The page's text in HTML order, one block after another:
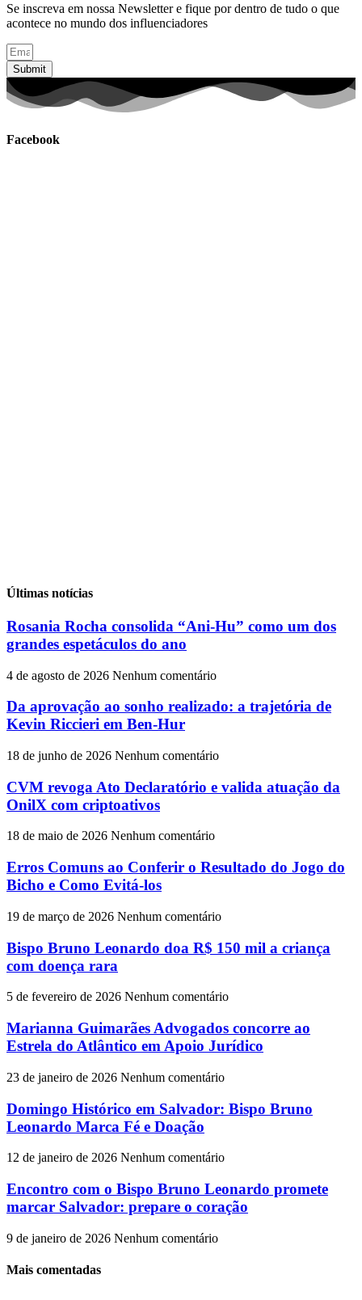
Se inscreva em nossa Newsletter e fique por dentro de tudo o que
acontece no mundo dos influenciadores
Submit
Facebook
Últimas notícias
Rosania Rocha consolida “Ani-Hu” como um dos
grandes espetáculos do ano
4 de agosto de 2026 Nenhum comentário
Da aprovação ao sonho realizado: a trajetória de
Kevin Riccieri em Ben-Hur
18 de junho de 2026 Nenhum comentário
CVM revoga Ato Declaratório e valida atuação da
OnilX com criptoativos
18 de maio de 2026 Nenhum comentário
Erros Comuns ao Conferir o Resultado do Jogo do
Bicho e Como Evitá-los
19 de março de 2026 Nenhum comentário
Bispo Bruno Leonardo doa R$ 150 mil a criança
com doença rara
5 de fevereiro de 2026 Nenhum comentário
Marianna Guimarães Advogados concorre ao
Estrela do Atlântico em Apoio Jurídico
23 de janeiro de 2026 Nenhum comentário
Domingo Histórico em Salvador: Bispo Bruno
Leonardo Marca Fé e Doação
12 de janeiro de 2026 Nenhum comentário
Encontro com o Bispo Bruno Leonardo promete
marcar Salvador: prepare o coração
9 de janeiro de 2026 Nenhum comentário
Mais comentadas